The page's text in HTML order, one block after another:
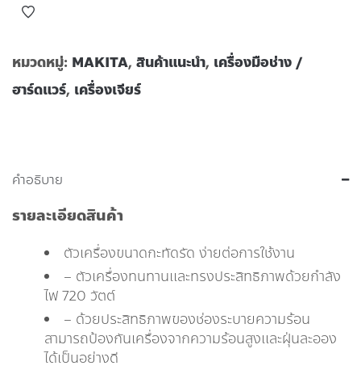
หมวดหมู่: MAKITA, สินค้าแนะนำ, เครื่องมือช่าง /
ฮาร์ดแวร์, เครื่องเจียร์
คำอธิบาย
รายละเอียดสินค้า
ตัวเครื่องขนาดกะทัดรัด ง่ายต่อการใช้งาน
– ตัวเครื่องทนทานและทรงประสิทธิภาพด้วยกำลัง
ไฟ 720 วัตต์
– ด้วยประสิทธิภาพของช่องระบายความร้อน
สามารถป้องกันเครื่องจากความร้อนสูงและฝุ่นละออง
ได้เป็นอย่างดี